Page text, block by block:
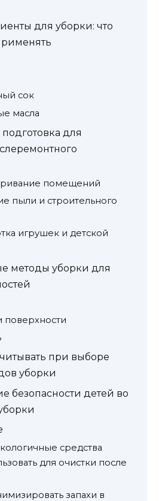
для уборки: что
сок
масла
для
помещений
пыли и строительного
игрушек и детской
методы уборки для
поверхности
при выборе
уборки
безопасности детей во
средства
для очистки после
запахи в